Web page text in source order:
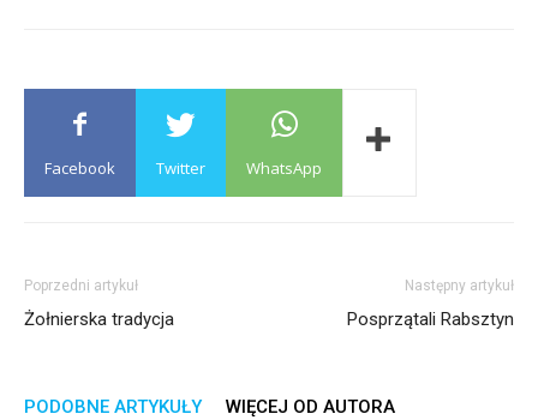
Facebook Twitter WhatsApp
Poprzedni artykuł
Żołnierska tradycja
Następny artykuł
Posprzątali Rabsztyn
PODOBNE ARTYKUŁY WIĘCEJ OD AUTORA